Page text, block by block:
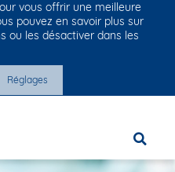
Groupe Vivalto Santé
Entre nous, la vie
vous offrir une meilleure
pouvez en savoir plus sur
ou les désactiver dans les
Réglages